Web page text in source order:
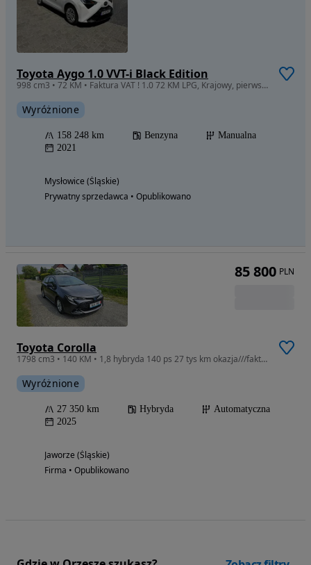
Toyota Aygo 1.0 VVT-i Black Edition
998 cm3 • 72 KM • Faktura VAT ! 1.0 72 KM LPG, Krajowy, pierwszy właściciel, faktura VAT
Wyróżnione
158 248 km Benzyna
Manualna
2021
Mysłowice (Śląskie)
Prywatny sprzedawca • Opublikowano
Toyota Corolla
1798 cm3 • 140 KM • 1,8 hybryda 140 ps 27 tys km okazja///faktura vat cena brutto
Wyróżnione
27 350 km Hybryda
Automatyczna
2025
Jaworze (Śląskie)
Firma • Opublikowano
85 800 PLN